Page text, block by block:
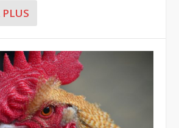
PLUS